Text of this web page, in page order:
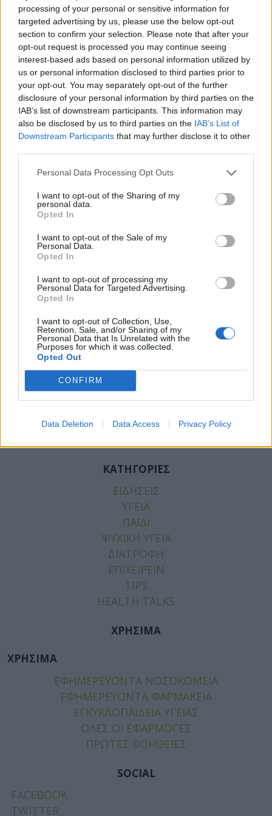
processing of your personal or sensitive information for
targeted advertising by us, please use the below opt-out
section to confirm your selection. Please note that after your
opt-out request is processed you may continue seeing
interest-based ads based on personal information utilized by
us or personal information disclosed to third parties prior to
your opt-out. You may separately opt-out of the further
disclosure of your personal information by third parties on the
IAB’s list of downstream participants. This information may
also be disclosed by us to third parties on the IAB’s List of
Downstream Participants that may further disclose it to other
Personal Data Processing Opt Outs
I want to opt-out of the Sharing of my
personal data.
Opted In
I want to opt-out of the Sale of my
Personal Data.
Opted In
I want to opt-out of processing my
Personal Data for Targeted Advertising.
Opted In
I want to opt-out of Collection, Use,
Retention, Sale, and/or Sharing of my
Personal Data that Is Unrelated with the
Purposes for which it was collected.
Opted Out
CONFIRM
Data Deletion Data Access Privacy Policy
Φούσκωμα στην κοιλιά: Γιατί σας συμβαίνει
συχνά – Τι να φάτε για να ανακουφιστείτε
Κοιλιοκάκη και ευαισθησία τη γλουτένη: Τα
συμπτώματα σε ενήλικες και παιδιά
Τι ξέρετε για την ασθένεια του Crohn;
Σύνδρομο ευερέθιστου εντέρου: Τι να τρώτε
και τι όχι
Facebook
Twitter
Tags:ΔΙΑΡΡΟΙΑ ,ΔΥΣΑΝΕΞΙΑ,ΚΑΛΑΜΠΟΚΙ
ΚΟΙΛΙΟΚΑΚΗ,ΝΟΣΟΣ ΤΟΥ CROHN,ΠΕΨΗ,
ΣΥΝΔΡΟΜΟ ΕΥΕΡΕΘΙΣΤΟΥ ΕΝΤΕΡΟΥ
ΤΡΟΦΙΚΗ ΑΛΛΕΡΓΙΑ,ΦΟΥΣΚΩΜΑ
ΚΑΤΗΓΟΡΙΕΣ
ΕΙΔΗΣΕΙΣ
ΥΓΕΙΑ
ΠΑΙΔΙ
ΨΥΧΙΚΗ ΥΓΕΙΑ
ΔΙΑΤΡΟΦΗ
ΕΠΙΧΕΙΡΕΙΝ
TIPS
HEALTH TALKS
ΧΡΗΣΙΜΑ
ΧΡΗΣΙΜΑ
ΕΦΗΜΕΡΕΥΟΝΤΑ ΝΟΣΟΚΟΜΕΙΑ
ΕΦΗΜΕΡΕΥΟΝΤΑ ΦΑΡΜΑΚΕΙΑ
ΕΓΚΥΚΛΟΠΑΙΔΕΙΑ ΥΓΕΙΑΣ
ΟΛΕΣ ΟΙ ΕΦΑΡΜΟΓΕΣ
ΠΡΩΤΕΣ ΒΟΗΘΕΙΕΣ
SOCIAL
FACEBOOK
TWITTER